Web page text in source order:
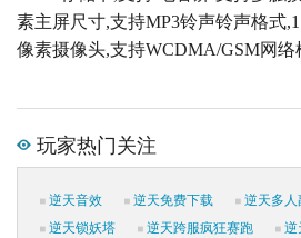
素主屏尺寸,支持MP3铃声铃声格式
像素摄像头,支持WCDMA/GSM网络
玩家热门关注
逆天音效 逆天免费下载 逆天多人
逆天锁妖塔
逆天跨服疯狂赛跑
逆